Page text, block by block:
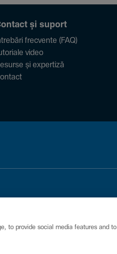
și suport
frecvente (FAQ)
video
și expertiză
to provide social media features and to